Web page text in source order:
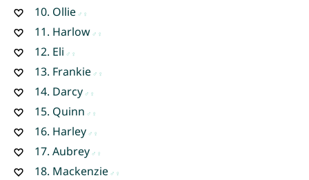
10. Ollie
11. Harlow
12. Eli
13. Frankie
14. Darcy
15. Quinn
16. Harley
17. Aubrey
18. Mackenzie